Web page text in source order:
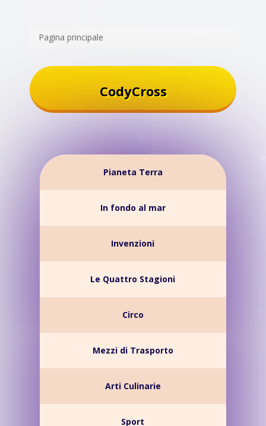
Pagina principale
CodyCross
Pianeta Terra
In fondo al mar
Invenzioni
Le Quattro Stagioni
Circo
Mezzi di Trasporto
Arti Culinarie
Sport